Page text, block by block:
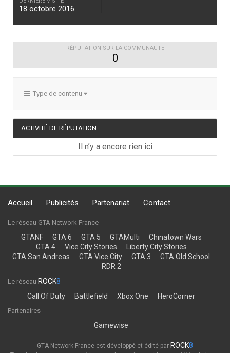
18 octobre 2016
RÉPUTATION SUR LA COMMUNAUTÉ
0
Type de contenu
ACTIVITÉ DE RÉPUTATION
Il n’y a encore rien ici
Accueil Publicités Partenariat Contact
Le réseau GTA Network France
GTANF GTA 6 GTA 5 GTAMulti
Chinatown Wars
GTA 4
Vice City Stories
Liberty City Stories
GTA San Andreas
GTA Vice City GTA 3
GTA Old School
RDR 2
Le réseau ROCK8
Call Of Duty
Battlefield Xbox One HeroCorner
Partenaires
Gamewise
GTA Network France est développé et édité par ROCK8